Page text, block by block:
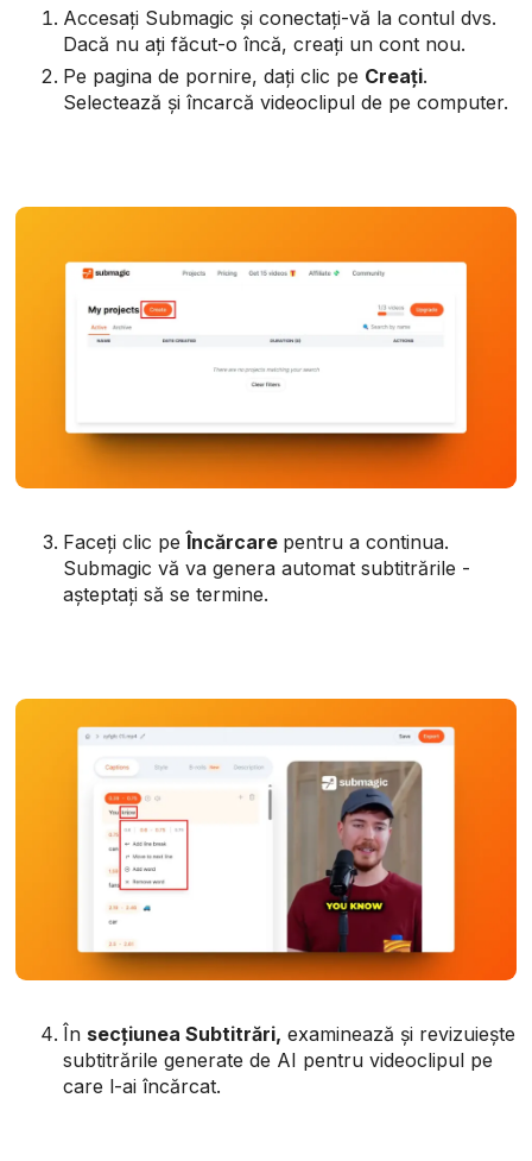
Accesați Submagic și conectați-vă la contul dvs.
Dacă nu ați făcut-o încă, creați un cont nou.
Pe pagina de pornire, dați clic pe Creați.
Selectează și încarcă videoclipul de pe computer.
Faceți clic peÎncărcare pentru a continua.
Submagic vă va genera automat subtitrările -
așteptați să se termine.
În secțiunea Subtitrări, examinează și revizuiește
subtitrările generate de AI pentru videoclipul pe
care l-ai încărcat.